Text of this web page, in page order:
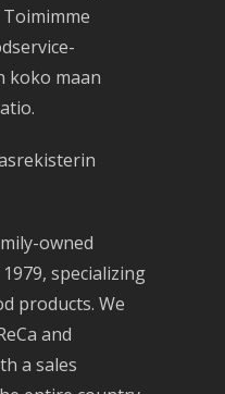
koko maan
owned
specializing
products. We
and
a sales